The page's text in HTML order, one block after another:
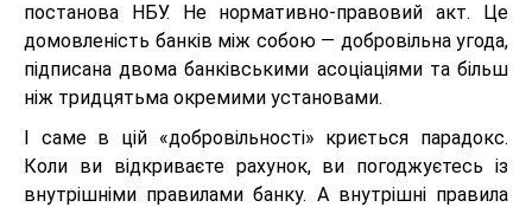
постанова НБУ. Не нормативно-правовий акт. Це
домовленість банків між собою — добровільна угода,
підписана двома банківськими асоціаціями та більш
ніж тридцятьма окремими установами.
І саме в цій «добровільності» криється парадокс.
Коли ви відкриваєте рахунок, ви погоджуєтесь із
внутрішніми правилами банку. А внутрішні правила